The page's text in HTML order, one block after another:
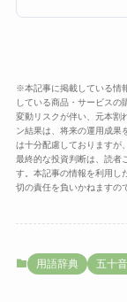
※本記事に掲載している情
している商品・サービスの
変動リスクが伴い、元本割
ン結果は、将来の運用成果
は十分配慮しておりますが
最終的な投資判断は、読者
す。本記事の情報を利用し
切の責任を負いかねますの
用語辞典 五十